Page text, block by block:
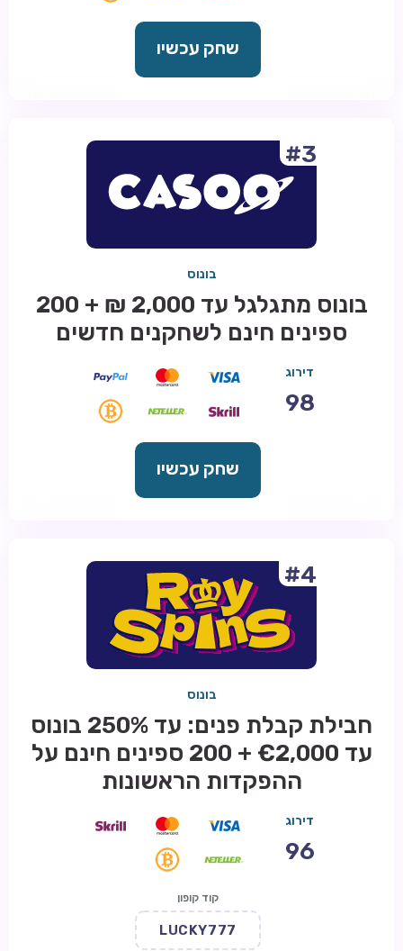
שחק עכשיו
#3
בונוס
בונוס מתגלגל עד 2,000 ₪ + 200
ספינים חינם לשחקנים חדשים
דירוג
98
שחק עכשיו
#4
בונוס
חבילת קבלת פנים: עד 250% בונוס
עד €2,000 + 200 ספינים חינם על
ההפקדות הראשונות
דירוג
96
קוד קופון
LUCKY777